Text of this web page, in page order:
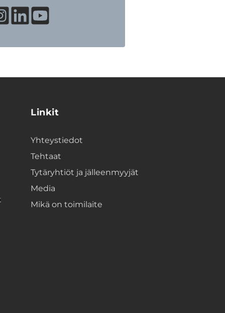
Linkit
Yhteystiedot
Tehtaat
Tytäryhtiöt ja jälleenmyyjät
Media
Mikä on toimilaite